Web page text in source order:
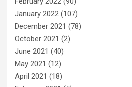
January 2022 (107)
December 2021 (78)
October 2021 (2)
June 2021 (40)
May 2021 (12)
April 2021 (18)